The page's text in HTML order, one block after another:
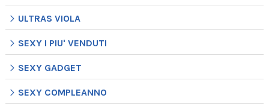
ULTRAS VIOLA
SEXY I PIU' VENDUTI
SEXY GADGET
SEXY COMPLEANNO